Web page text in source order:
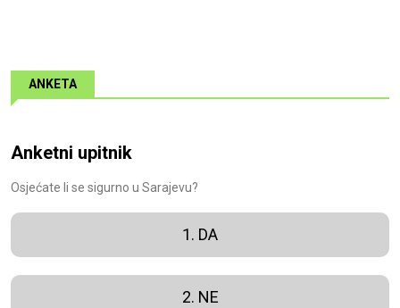
ANKETA
Anketni upitnik
Osjećate li se sigurno u Sarajevu?
1. DA
2. NE